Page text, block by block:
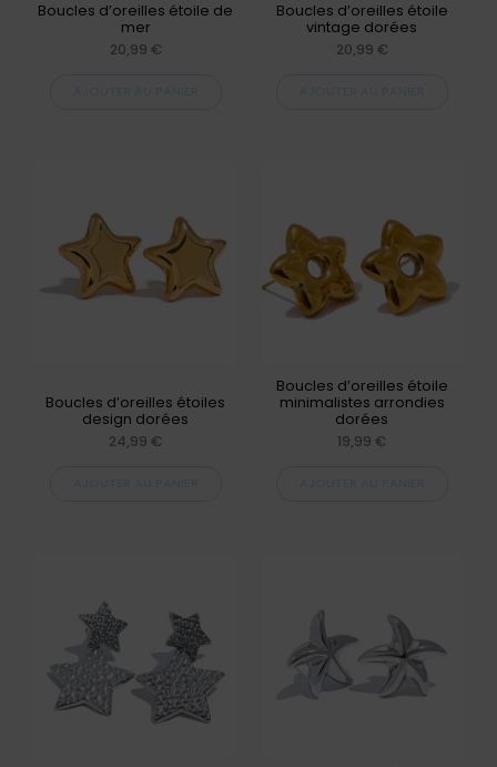
Boucles d’oreilles étoile de
mer
20,99 €
Boucles d’oreilles étoile
vintage dorées
20,99 €
Boucles d’oreilles étoiles
design dorées
24,99 €
Boucles d’oreilles étoile
minimalistes arrondies
dorées
19,99 €